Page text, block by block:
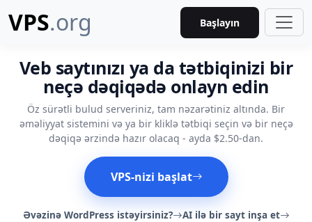
VPS.org Başlayın
Veb saytınızı ya da tətbiqinizi bir
neçə dəqiqədə onlayn edin
Öz sürətli bulud serveriniz, tam nəzarətiniz altında. Bir
əməliyyat sistemini və ya bir kliklə tətbiqi seçin və bir neçə
dəqiqə ərzində hazır olacaq - ayda $2.50-dan.
VPS-nizi başlat
Əvəzinə WordPress istəyirsiniz?
AI ilə bir sayt inşa et